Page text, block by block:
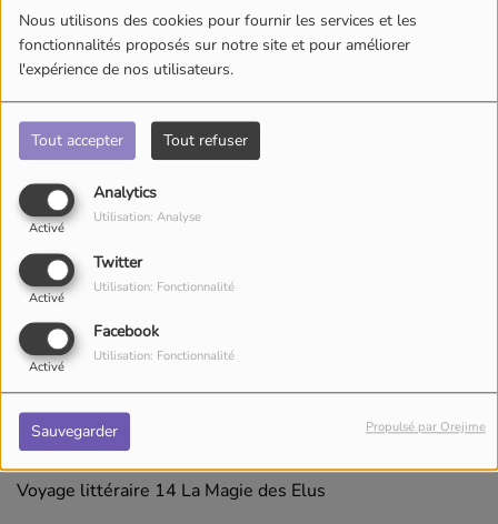
Nous utilisons des cookies pour fournir les services et les
fonctionnalités proposés sur notre site et pour améliorer
l'expérience de nos utilisateurs.
Tout accepter Tout refuser
Analytics
Activé
Utilisation: Analyse
Twitter
Activé
Utilisation: Fonctionnalité
Facebook
Activé
Utilisation: Fonctionnalité
Sauvegarder Propulsé par Orejime
12 mai 2026
Écouter le podcast
Voyage littéraire 14 La Magie des Elus